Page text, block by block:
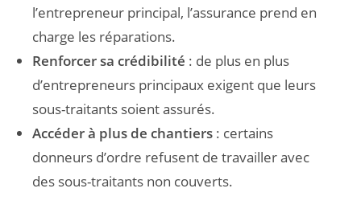
l’entrepreneur principal, l’assurance prend en
charge les réparations.
Renforcer sa crédibilité : de plus en plus
d’entrepreneurs principaux exigent que leurs
sous-traitants soient assurés.
Accéder à plus de chantiers : certains
donneurs d’ordre refusent de travailler avec
des sous-traitants non couverts.